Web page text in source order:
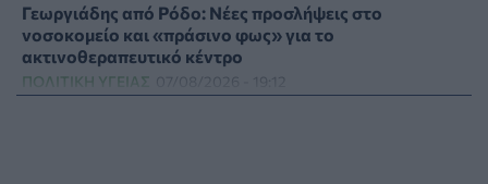
Γεωργιάδης από Ρόδο: Νέες προσλήψεις στο
νοσοκομείο και «πράσινο φως» για το
ακτινοθεραπευτικό κέντρο
ΠΟΛΙΤΙΚΉ ΥΓΕΊΑΣ 07/08/2026 - 19:12